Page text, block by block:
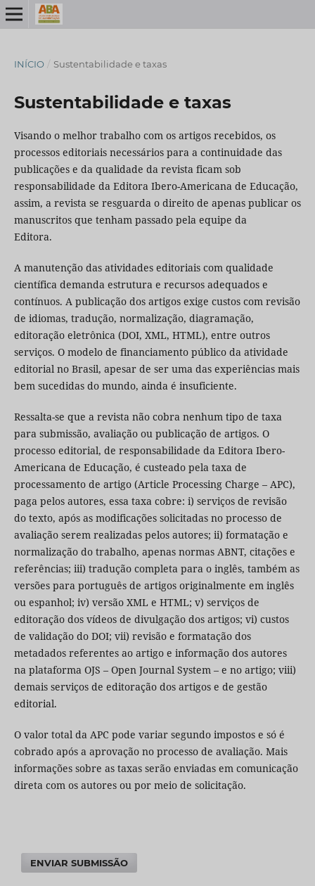
INÍCIO / Sustentabilidade e taxas
Sustentabilidade e taxas
Visando o melhor trabalho com os artigos recebidos, os
processos editoriais necessários para a continuidade das
publicações e da qualidade da revista ficam sob
responsabilidade da Editora Ibero-Americana de Educação,
assim, a revista se resguarda o direito de apenas publicar os
manuscritos que tenham passado pela equipe da
Editora.
A manutenção das atividades editoriais com qualidade
científica demanda estrutura e recursos adequados e
contínuos. A publicação dos artigos exige custos com revisão
de idiomas, tradução, normalização, diagramação,
editoração eletrônica (DOI, XML, HTML), entre outros
serviços. O modelo de financiamento público da atividade
editorial no Brasil, apesar de ser uma das experiências mais
bem sucedidas do mundo, ainda é insuficiente.
Ressalta-se que a revista não cobra nenhum tipo de taxa
para submissão, avaliação ou publicação de artigos. O
processo editorial, de responsabilidade da Editora Ibero-
Americana de Educação, é custeado pela taxa de
processamento de artigo (Article Processing Charge – APC),
paga pelos autores, essa taxa cobre: i) serviços de revisão
do texto, após as modificações solicitadas no processo de
avaliação serem realizadas pelos autores; ii) formatação e
normalização do trabalho, apenas normas ABNT, citações e
referências; iii) tradução completa para o inglês, também as
versões para português de artigos originalmente em inglês
ou espanhol; iv) versão XML e HTML; v) serviços de
editoração dos vídeos de divulgação dos artigos; vi) custos
de validação do DOI; vii) revisão e formatação dos
metadados referentes ao artigo e informação dos autores
na plataforma OJS – Open Journal System – e no artigo; viii)
demais serviços de editoração dos artigos e de gestão
editorial.
O valor total da APC pode variar segundo impostos e só é
cobrado após a aprovação no processo de avaliação. Mais
informações sobre as taxas serão enviadas em comunicação
direta com os autores ou por meio de solicitação.
ENVIAR SUBMISSÃO